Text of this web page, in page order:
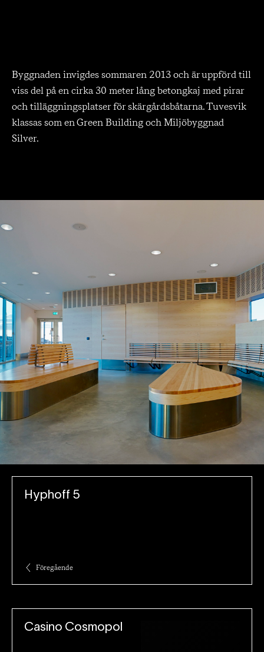
Byggnaden invigdes sommaren 2013 och är uppförd till
viss del på en cirka 30 meter lång betongkaj med pirar
och tilläggningsplatser för skärgårdsbåtarna. Tuvesvik
klassas som en Green Building och Miljöbyggnad
Silver.
Hyphoff 5
Föregående
Casino Cosmopol